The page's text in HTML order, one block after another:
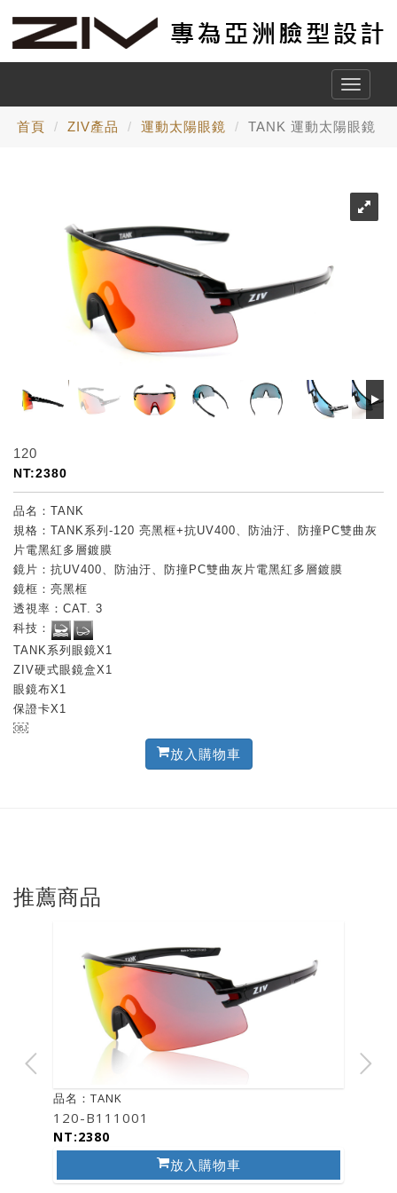
Toggle
首頁 ZIV產品 運動太陽眼鏡 TANK 運動太陽眼鏡
120
NT:2380
品名：TANK
規格：TANK系列-120 亮黑框+抗UV400、防油汙、防撞PC雙曲灰
片電黑紅多層鍍膜
鏡片：抗UV400、防油汙、防撞PC雙曲灰片電黑紅多層鍍膜
鏡框：亮黑框
透視率：CAT. 3
科技：
TANK系列眼鏡X1
ZIV硬式眼鏡盒X1
眼鏡布X1
保證卡X1
￼
放入購物車
推薦商品
品名：TANK
120-B111001
NT:2380
放入購物車